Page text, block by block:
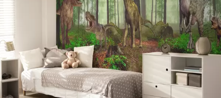
€/m²
Prémiový vinyl
.0039.00€/m²
Peel and Stick
81.6749.00 €/m²